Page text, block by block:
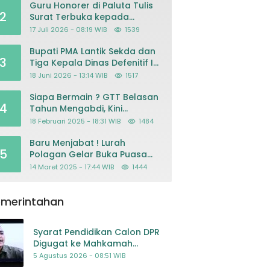
2
Guru Honorer di Paluta Tulis
Surat Terbuka kepada
Presiden Prabowo, Mohon
Kriminalisasi
17 Juli 2026 - 08:19 WIB 1539
3
Bupati PMA Lantik Sekda dan
Tiga Kepala Dinas Defenitif Ini
orangnya
18 Juni 2026 - 13:14 WIB 1517
Siapa Bermain ? GTT Belasan
Tahun Mengabdi, Kini
Dikeluarkan Sepihak Dari
18 Februari 2025 - 18:31 WIB 1484
Baru Menjabat ! Lurah
Polagan Gelar Buka Puasa
Bersama
14 Maret 2025 - 17:44 WIB 1444
Syarat Pendidikan Calon DPR
Digugat ke Mahkamah
Konstitusi
5 Agustus 2026 - 08:51 WIB